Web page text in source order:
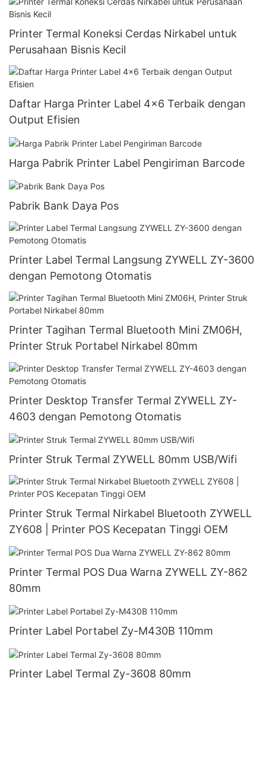
Printer Termal Koneksi Cerdas Nirkabel untuk
Perusahaan Bisnis Kecil
Daftar Harga Printer Label 4x6 Terbaik dengan
Output Efisien
Harga Pabrik Printer Label Pengiriman Barcode
Pabrik Bank Daya Pos
Printer Label Termal Langsung ZYWELL ZY-3600
dengan Pemotong Otomatis
Printer Tagihan Termal Bluetooth Mini ZM06H,
Printer Struk Portabel Nirkabel 80mm
Printer Desktop Transfer Termal ZYWELL ZY-
4603 dengan Pemotong Otomatis
Printer Struk Termal ZYWELL 80mm USB/Wifi
Printer Struk Termal Nirkabel Bluetooth ZYWELL
ZY608 | Printer POS Kecepatan Tinggi OEM
Printer Termal POS Dua Warna ZYWELL ZY-862
80mm
Printer Label Portabel Zy-M430B 110mm
Printer Label Termal Zy-3608 80mm